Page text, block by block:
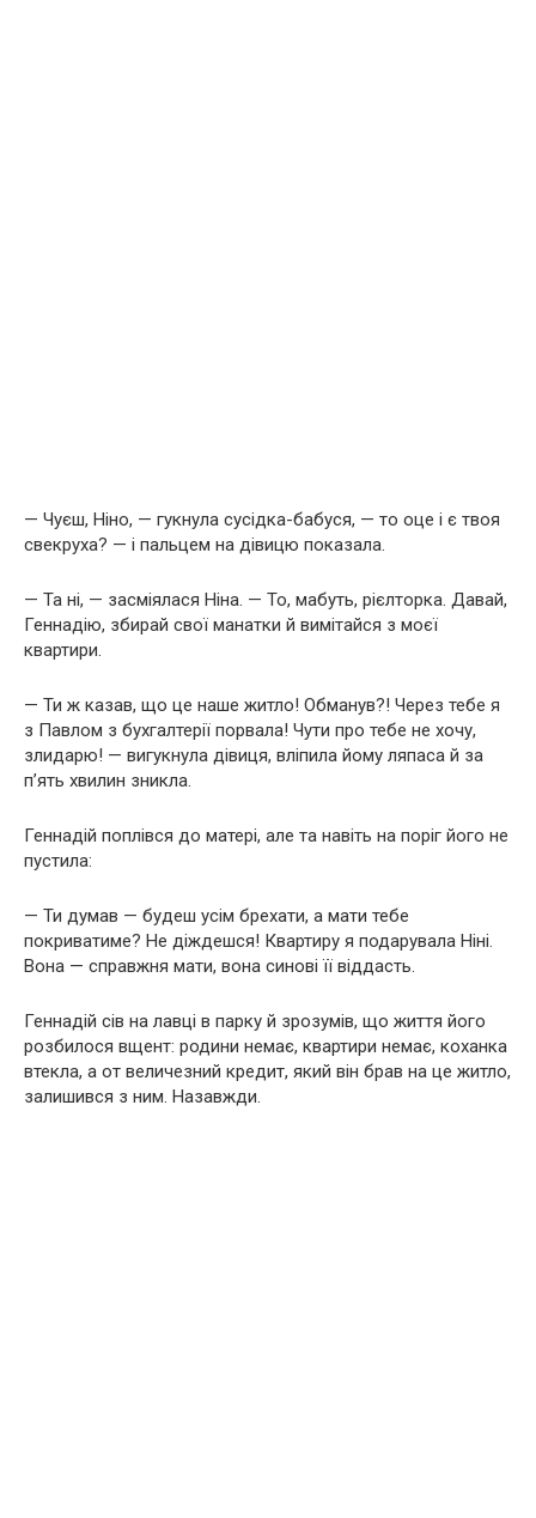
— Чуєш, Ніно, — гукнула сусідка-бабуся, — то оце і є твоя
свекруха? — і пальцем на дівицю показала.
— Та ні, — засміялася Ніна. — То, мабуть, рієлторка. Давай,
Геннадію, збирай свої манатки й вимітайся з моєї
квартири.
— Ти ж казав, що це наше житло! Обманув?! Через тебе я
з Павлом з бухгалтерії порвала! Чути про тебе не хочу,
злидарю! — вигукнула дівиця, вліпила йому ляпаса й за
п’ять хвилин зникла.
Геннадій поплівся до матері, але та навіть на поріг його не
пустила:
— Ти думав — будеш усім брехати, а мати тебе
покриватиме? Не діждешся! Квартиру я подарувала Ніні.
Вона — справжня мати, вона синові її віддасть.
Геннадій сів на лавці в парку й зрозумів, що життя його
розбилося вщент: родини немає, квартири немає, коханка
втекла, а от величезний кредит, який він брав на це житло,
залишився з ним. Назавжди.